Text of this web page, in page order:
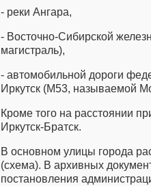
- реки Ангара,
- Восточно-Сибирской
магистраль),
- автомобильной дороги
Иркутск (М53, называемой
Кроме того на расстоянии
Иркутск-Братск.
В основном улицы города
(схема). В архивных
постановления